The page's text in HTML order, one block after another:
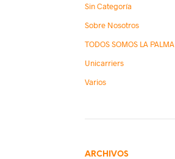
Sin Categoría
Sobre Nosotros
TODOS SOMOS LA PALMA
Unicarriers
Varios
ARCHIVOS